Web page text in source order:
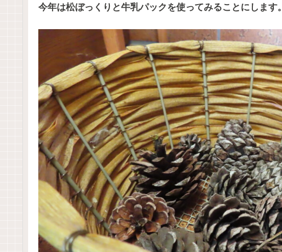
今年は松ぼっくりと牛乳パックを使ってみることにします。